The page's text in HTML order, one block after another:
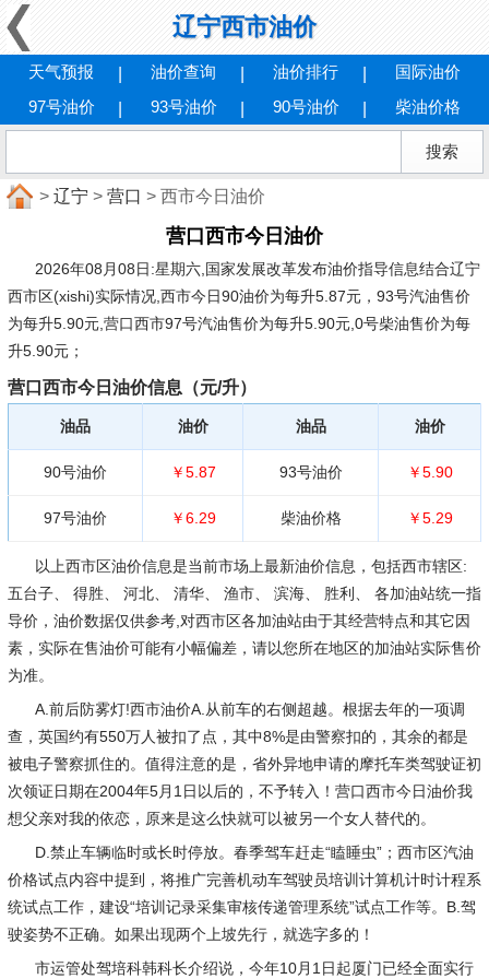
辽宁西市油价
天气预报 油价查询 油价排行
国际油价
97号油价
93号油价 90号油价 柴油价格
> 辽宁 > 营口 > 西市今日油价
营口西市今日油价
2026年08月08日:星期六,国家发展改革发布油价指导信息结合辽宁
西市区(xishi)实际情况,西市今日90油价为每升5.87元，93号汽油售价
为每升5.90元,营口西市97号汽油售价为每升5.90元,0号柴油售价为每
升5.90元；
营口西市今日油价信息（元/升）
油品 油价 油品 油价
90号油价 ￥5.87 93号油价 ￥5.90
97号油价 ￥6.29 柴油价格 ￥5.29
以上西市区油价信息是当前市场上最新油价信息，包括西市辖区:
五台子、 得胜、 河北、 清华、 渔市、 滨海、 胜利、 各加油站统一指
导价，油价数据仅供参考,对西市区各加油站由于其经营特点和其它因
素，实际在售油价可能有小幅偏差，请以您所在地区的加油站实际售价
为准。
A.前后防雾灯!西市油价A.从前车的右侧超越。根据去年的一项调
查，英国约有550万人被扣了点，其中8%是由警察扣的，其余的都是
被电子警察抓住的。值得注意的是，省外异地申请的摩托车类驾驶证初
次领证日期在2004年5月1日以后的，不予转入！营口西市今日油价我
想父亲对我的依恋，原来是这么快就可以被另一个女人替代的。
D.禁止车辆临时或长时停放。春季驾车赶走“瞌睡虫”；西市区汽油
价格试点内容中提到，将推广完善机动车驾驶员培训计算机计时计程系
统试点工作，建设“培训记录采集审核传递管理系统”试点工作等。B.驾
驶姿势不正确。如果出现两个上坡先行，就选字多的！
市运管处驾培科韩科长介绍说，今年10月1日起厦门已经全面实行